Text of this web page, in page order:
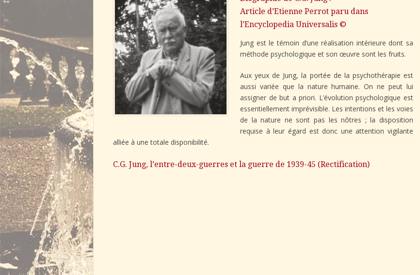
Article d’Etienne Perrot paru dans
l’Encyclopedia Universalis ©
Jung est le témoin d’une réalisation intérieure dont sa
méthode psychologique et son œuvre sont les fruits.
Aux yeux de Jung, la portée de la psychothérapie est
aussi variée que la nature humaine. On ne peut lui
assigner de but a priori. L’évolution psychologique est
essentiellement imprévisible. Les intentions et les voies
de la nature ne sont pas les nôtres ; la disposition
requise à leur égard est donc une attention vigilante
alliée à une totale disponibilité.
C.G. Jung, l’entre-deux-guerres et la guerre de 1939-45 (Rectification)